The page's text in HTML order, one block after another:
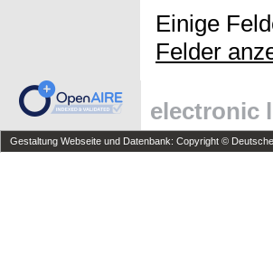
Einige
Felder
electronic
Gestaltung Webseite und Datenbank: Copyright ©